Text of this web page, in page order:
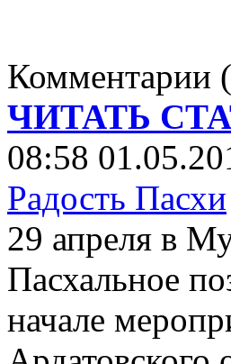
Комментарии
ЧИТАТЬ
08:58
Радость Пасхи
29 апреля в
Пасхальное
начале